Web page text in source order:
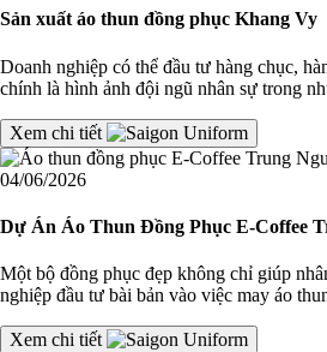
Sản xuất áo thun đồng phục Khang Vy
Doanh nghiệp có thể đầu tư hàng chục,
chính là hình ảnh đội ngũ nhân sự trong
Xem chi tiết
04/06/2026
Dự Án Áo Thun Đồng Phục E-Coffee
Một bộ đồng phục đẹp không chỉ giúp
nghiệp đầu tư bài bản vào việc may áo
Xem chi tiết